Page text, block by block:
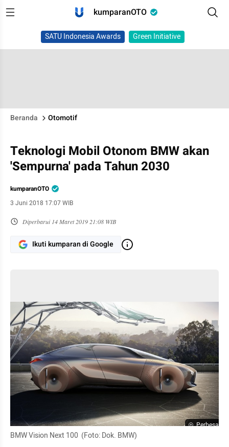
kumparanOTO
SATU Indonesia Awards Green Initiative
Beranda Otomotif
Teknologi Mobil Otonom BMW akan
'Sempurna' pada Tahun 2030
kumparanOTO
3 Juni 2018 17:07 WIB
Diperbarui 14 Maret 2019 21:08 WIB
Ikuti kumparan di Google
Perbesar
BMW Vision Next 100  (Foto: Dok. BMW)